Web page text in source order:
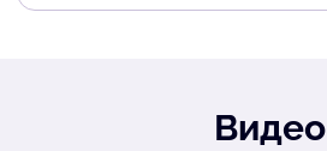
Видео